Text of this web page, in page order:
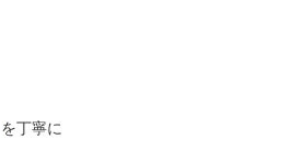
を丁寧に